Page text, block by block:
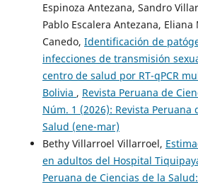
Espinoza Antezana, Sandro
Pablo Escalera Antezana,
Canedo, Identificación de
infecciones de transmisión
centro de salud por RT-qPCR
Bolivia , Revista Peruana de
Núm. 1 (2026): Revista Peruana
Salud (ene-mar)
Bethy Villarroel Villarroel,
en adultos del Hospital
Peruana de Ciencias de la